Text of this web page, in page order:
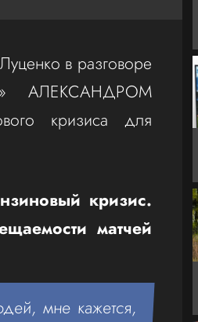
в разговоре
АЛЕКСАНДРОМ
кризиса для
кризис.
матчей
мне кажется,